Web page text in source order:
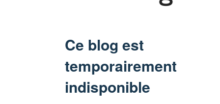
Ce blog est
temporairement
indisponible